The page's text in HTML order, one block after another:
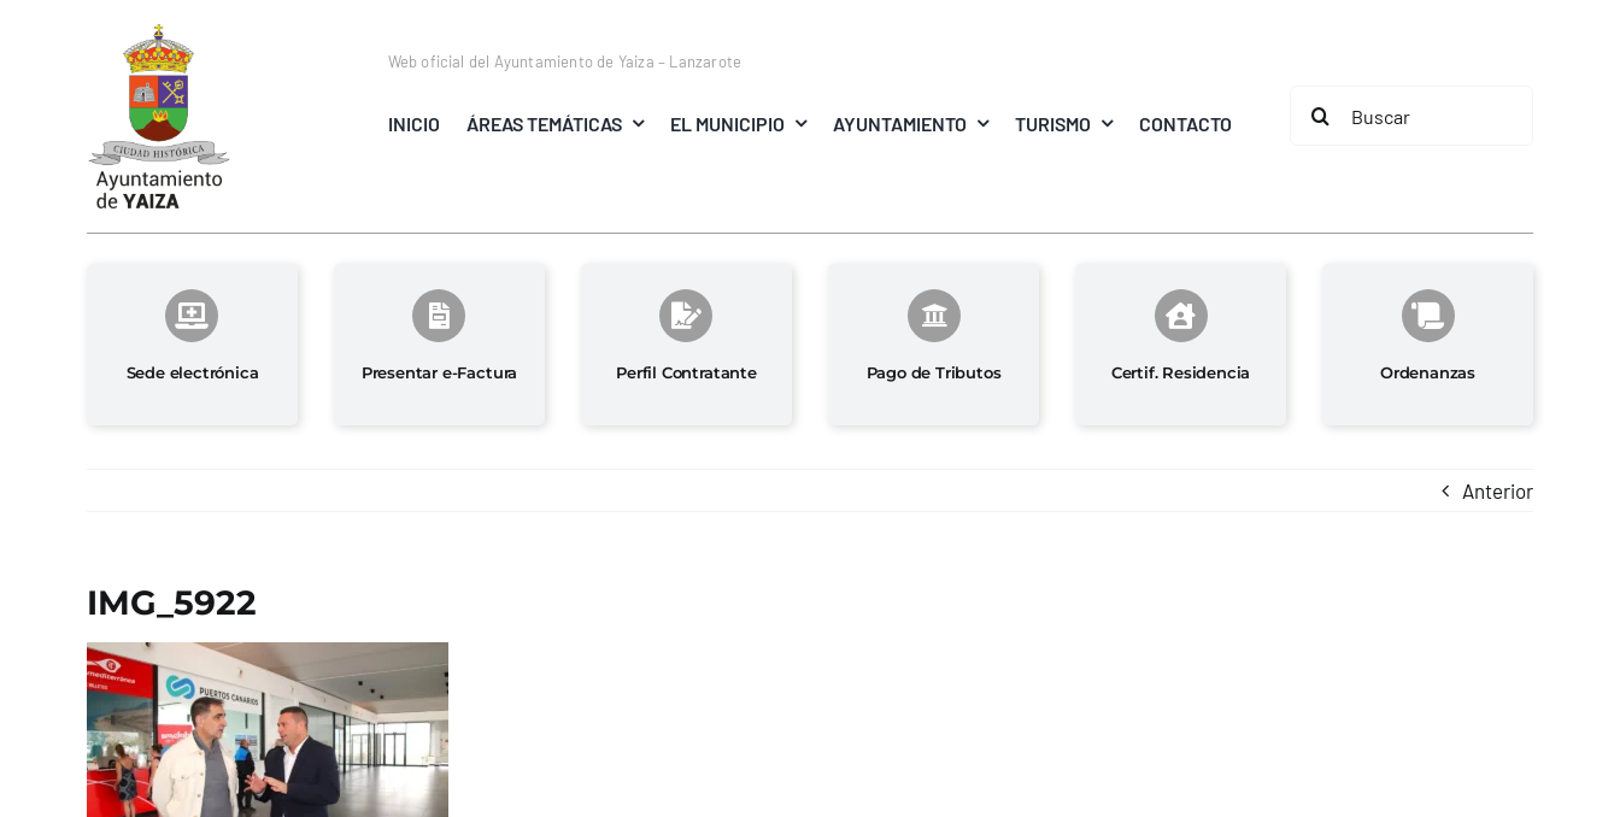
Web oficial del Ayuntamiento de Yaiza – Lanzarote
INICIO ÁREAS TEMÁTICAS EL MUNICIPIO AYUNTAMIENTO TURISMO CONTACTO
Buscar:
Sede electrónica Presentar e-Factura Perfil Contratante Pago de Tributos Certif. Residencia Ordenanzas
Anterior
IMG_5922